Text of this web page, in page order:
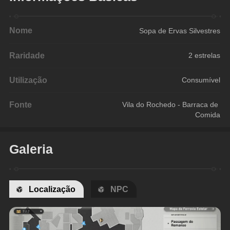
Nome Sopa de Ervas Silvestres
Raridade 2 estrelas
Utilização Consumível
Fonte
Vila do Rochedo - Barraca de
Comida
Galeria
Localização NPC